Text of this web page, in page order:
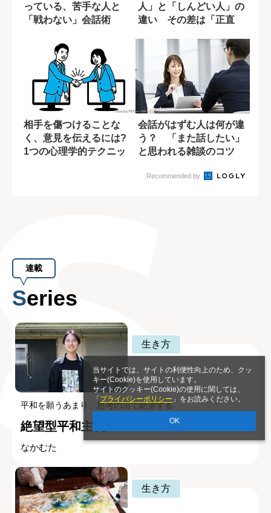
当サイトでは、サイトの利便性向上のため、クッ
キー(Cookie)を使用しています。
サイトのクッキー(Cookie)の使用に関しては、
「 プライバシーポリシー 」をお読みください。
OK
っている、苦手な人と
「戦わない」会話術
人」と「しんどい人」の
違い その差は「正直
相手を傷つけることな
く、意見を伝えるには?
1つの心理学的テクニッ
会話がはずむ人は何が違
う？ 「また話したい」
と思われる雑談のコツ
Recommended by
連載
Series
生き方
平和を願うあまり、思考の沼で絶望する
絶望型平和主義
なかむた
生き方